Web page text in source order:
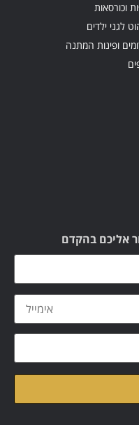
וכורסאות
לגני ילדים
ופינות המתנה
אליכם בהקדם